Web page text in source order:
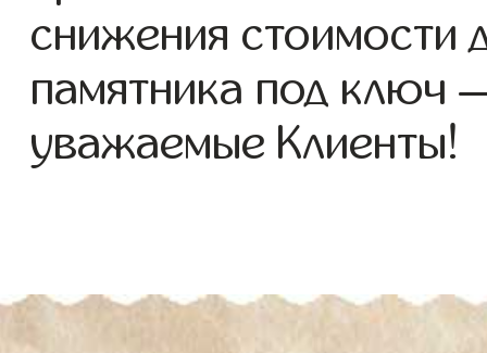
снижения стоимости
памятника под
уважаемые Клиенты!